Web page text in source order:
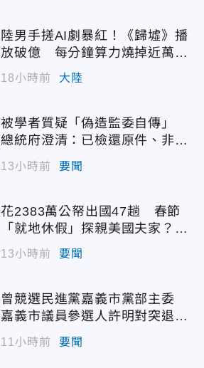
陸男手搓AI劇暴紅！《歸墟》播
放破億 每分鐘算力燒掉近萬台
18小時前 大陸
被學者質疑「偽造監委自傳」
總統府澄清：已檢還原件、非府
方提供
13小時前 要聞
花2383萬公帑出國47趟 春節
「就地休假」探親美國夫家？徐
佳青回應了
13小時前 要聞
曾競選民進黨嘉義市黨部主委
嘉義市議員參選人許明對突退
選！
11小時前 要聞